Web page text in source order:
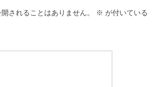
されることはありません。 ※ が付いている